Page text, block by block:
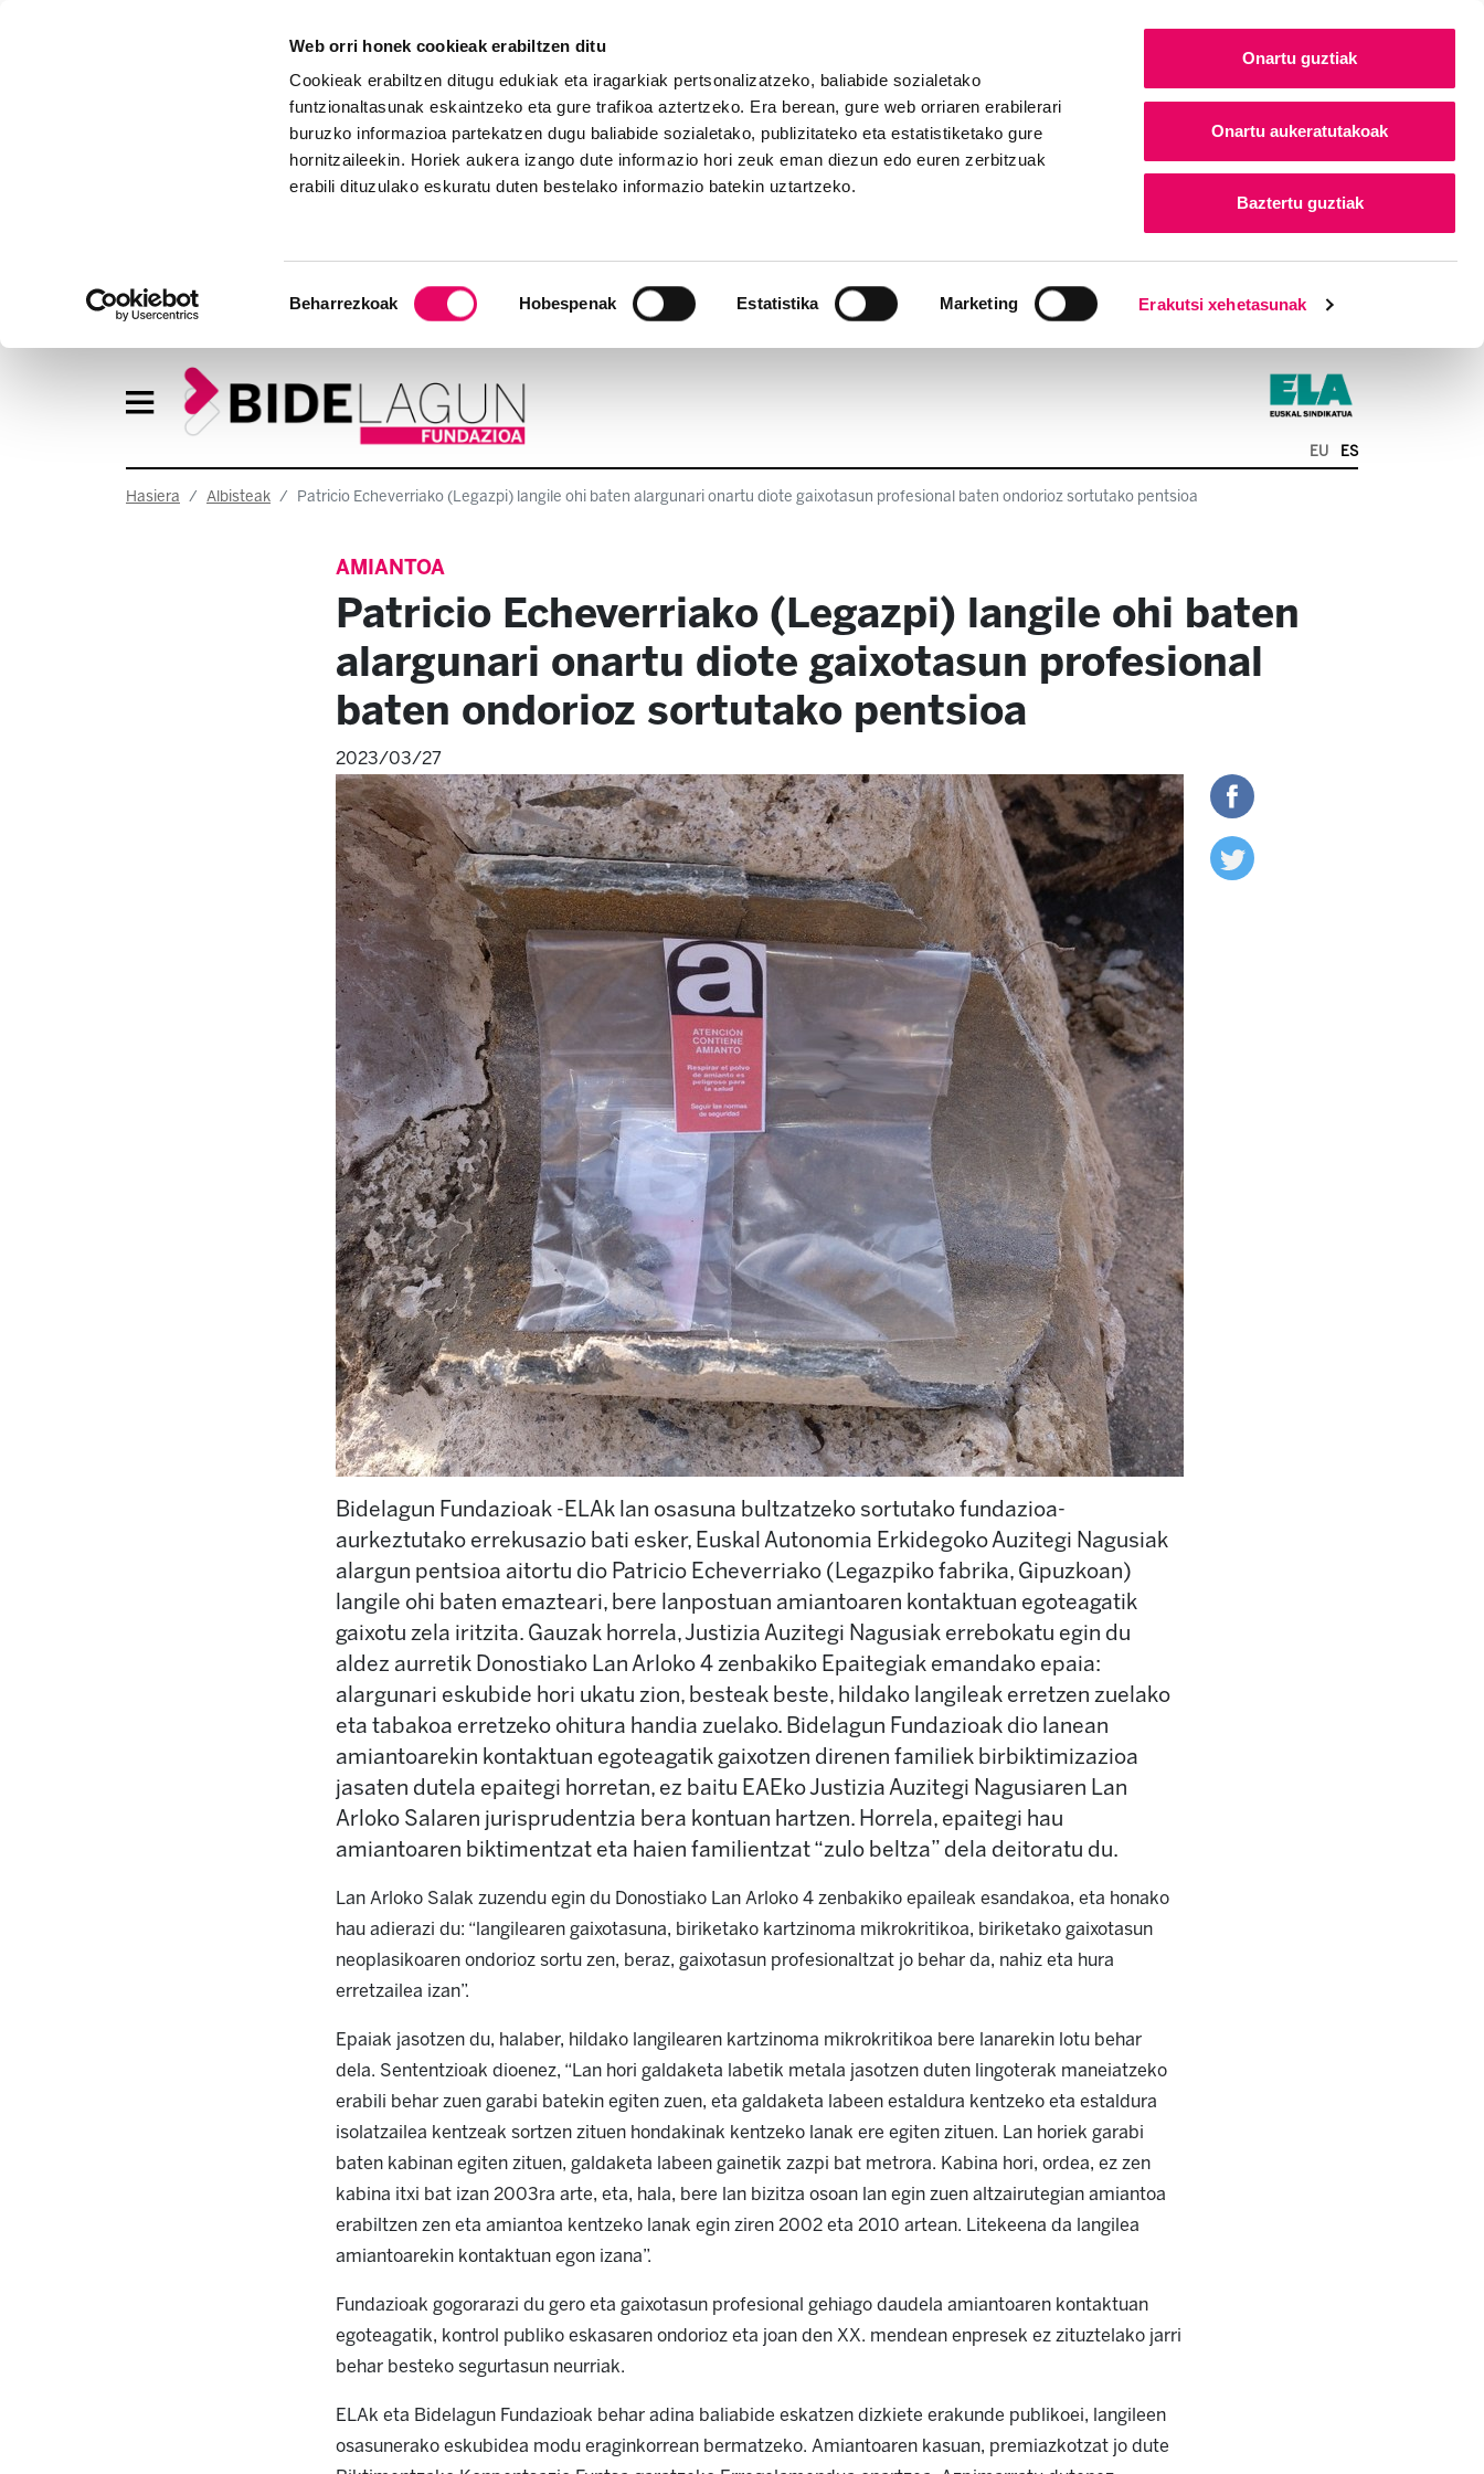
Web orri honek cookieak erabiltzen ditu
Cookieak erabiltzen ditugu edukiak eta iragarkiak pertsonalizatzeko, baliabide sozialetako
funtzionaltasunak eskaintzeko eta gure trafikoa aztertzeko. Era berean, gure web orriaren erabilerari
buruzko informazioa partekatzen dugu baliabide sozialetako, publizitateko eta estatistiketako gure
hornitzaileekin. Horiek aukera izango dute informazio hori zeuk eman diezun edo euren zerbitzuak
erabili dituzulako eskuratu duten bestelako informazio batekin uztartzeko.
Beharrezkoak Hobespenak Estatistika Marketing Erakutsi xehetasunak
Onartu guztiak
Onartu aukeratutakoak
Baztertu guztiak
EU ES
Hasiera Albisteak Patricio Echeverriako (Legazpi) langile ohi baten alargunari onartu diote gaixotasun profesional baten ondorioz sortutako pentsioa
AMIANTOA
Patricio Echeverriako (Legazpi) langile ohi baten
alargunari onartu diote gaixotasun profesional
baten ondorioz sortutako pentsioa
2023/03/27
Bidelagun Fundazioak -ELAk lan osasuna bultzatzeko sortutako fundazioa-
aurkeztutako errekusazio bati esker, Euskal Autonomia Erkidegoko Auzitegi Nagusiak
alargun pentsioa aitortu dio Patricio Echeverriako (Legazpiko fabrika, Gipuzkoan)
langile ohi baten emazteari, bere lanpostuan amiantoaren kontaktuan egoteagatik
gaixotu zela iritzita. Gauzak horrela, Justizia Auzitegi Nagusiak errebokatu egin du
aldez aurretik Donostiako Lan Arloko 4 zenbakiko Epaitegiak emandako epaia:
alargunari eskubide hori ukatu zion, besteak beste, hildako langileak erretzen zuelako
eta tabakoa erretzeko ohitura handia zuelako. Bidelagun Fundazioak dio lanean
amiantoarekin kontaktuan egoteagatik gaixotzen direnen familiek birbiktimizazioa
jasaten dutela epaitegi horretan, ez baitu EAEko Justizia Auzitegi Nagusiaren Lan
Arloko Salaren jurisprudentzia bera kontuan hartzen. Horrela, epaitegi hau
amiantoaren biktimentzat eta haien familientzat “zulo beltza” dela deitoratu du.
Lan Arloko Salak zuzendu egin du Donostiako Lan Arloko 4 zenbakiko epaileak esandakoa, eta honako
hau adierazi du: “langilearen gaixotasuna, biriketako kartzinoma mikrokritikoa, biriketako gaixotasun
neoplasikoaren ondorioz sortu zen, beraz, gaixotasun profesionaltzat jo behar da, nahiz eta hura
erretzailea izan”.
Epaiak jasotzen du, halaber, hildako langilearen kartzinoma mikrokritikoa bere lanarekin lotu behar
dela. Sententzioak dioenez, “Lan hori galdaketa labetik metala jasotzen duten lingoterak maneiatzeko
erabili behar zuen garabi batekin egiten zuen, eta galdaketa labeen estaldura kentzeko eta estaldura
isolatzailea kentzeak sortzen zituen hondakinak kentzeko lanak ere egiten zituen. Lan horiek garabi
baten kabinan egiten zituen, galdaketa labeen gainetik zazpi bat metrora. Kabina hori, ordea, ez zen
kabina itxi bat izan 2003ra arte, eta, hala, bere lan bizitza osoan lan egin zuen altzairutegian amiantoa
erabiltzen zen eta amiantoa kentzeko lanak egin ziren 2002 eta 2010 artean. Litekeena da langilea
amiantoarekin kontaktuan egon izana”.
Fundazioak gogorarazi du gero eta gaixotasun profesional gehiago daudela amiantoaren kontaktuan
egoteagatik, kontrol publiko eskasaren ondorioz eta joan den XX. mendean enpresek ez zituztelako jarri
behar besteko segurtasun neurriak.
ELAk eta Bidelagun Fundazioak behar adina baliabide eskatzen dizkiete erakunde publikoei, langileen
osasunerako eskubidea modu eraginkorrean bermatzeko. Amiantoaren kasuan, premiazkotzat jo dute